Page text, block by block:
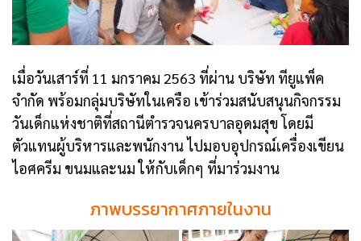
เมื่อวันเสาร์ที่ 11 มกราคม 2563 ที่ผ่าน บริษัท ทียูแพ็ค
จำกัด พร้อมกลุ่มบริษัทในเครือ เข้าร่วมสนับสนุนกิจกรรม
วันเด็กแห่งชาติที่สถานีตำรวจนครบาลอุดมสุข โดยมี
ตัวแทนผู้บริหารและพนักงาน ไปมอบอุปกรณ์เครื่องเขียน
ไอศครีม ขนมและนม ให้กับเด็กๆ ที่มาร่วมงาน
ภาพบรรยากาศภายในงาน